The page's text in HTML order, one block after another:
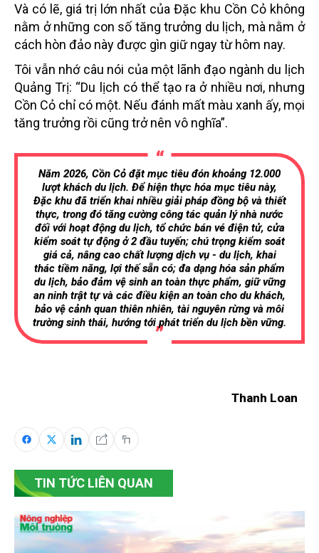
Và có lẽ, giá trị lớn nhất của Đặc khu Cồn Cỏ không
nằm ở những con số tăng trưởng du lịch, mà nằm ở
cách hòn đảo này được gìn giữ ngay từ hôm nay.
Tôi vẫn nhớ câu nói của một lãnh đạo ngành du lịch
Quảng Trị: “Du lịch có thể tạo ra ở nhiều nơi, nhưng
Cồn Cỏ chỉ có một. Nếu đánh mất màu xanh ấy, mọi
tăng trưởng rồi cũng trở nên vô nghĩa”.
Năm 2026, Cồn Cỏ đặt mục tiêu đón khoảng 12.000
lượt khách du lịch. Để hiện thực hóa mục tiêu này,
Đặc khu đã triển khai nhiều giải pháp đồng bộ và thiết
thực, trong đó tăng cường công tác quản lý nhà nước
đối với hoạt động du lịch, tổ chức bán vé điện tử, cửa
kiểm soát tự động ở 2 đầu tuyến; chú trọng kiểm soát
giá cả, nâng cao chất lượng dịch vụ - du lịch, khai
thác tiềm năng, lợi thế sẵn có; đa dạng hóa sản phẩm
du lịch, bảo đảm vệ sinh an toàn thực phẩm, giữ vững
an ninh trật tự và các điều kiện an toàn cho du khách,
bảo vệ cảnh quan thiên nhiên, tài nguyên rừng và môi
trường sinh thái, hướng tới phát triển du lịch bền vững.
Thanh Loan
TIN TỨC LIÊN QUAN